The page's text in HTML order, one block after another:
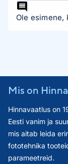
Ole esimene,
Mis on
Hinnavaatlus on
Eesti vanim ja
mis aitab leida
fototehnika
parameetreid.